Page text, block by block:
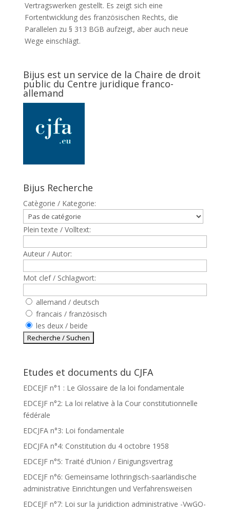
Vertragswerken gestellt. Es zeigt sich eine
Fortentwicklung des französischen Rechts, die
Parallelen zu § 313 BGB aufzeigt, aber auch neue
Wege einschlägt.
Bijus est un service de la Chaire de droit
public du Centre juridique franco-
allemand
Bijus Recherche
Catègorie / Kategorie:
Plein texte / Volltext:
Auteur / Autor:
Mot clef / Schlagwort:
allemand / deutsch
francais / französisch
les deux / beide
Etudes et documents du CJFA
EDCEJF n°1 : Le Glossaire de la loi fondamentale
EDCEJF n°2: La loi relative à la Cour constitutionnelle
fédérale
EDCJFA n°3: Loi fondamentale
EDCJFA n°4: Constitution du 4 octobre 1958
EDCEJF n°5: Traité d’Union / Einigungsvertrag
EDCEJF n°6: Gemeinsame lothringisch-saarländische
administrative Einrichtungen und Verfahrensweisen
EDCEJF n°7: Loi sur la juridiction administrative -VwGO-